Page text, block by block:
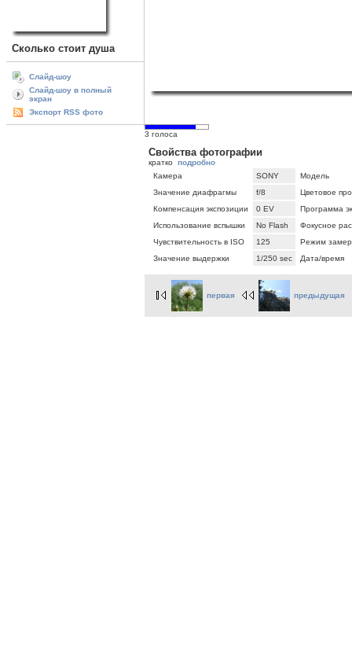
Сколько стоит душа
Слайд-шоу
Слайд-шоу в полный
экран
Экспорт RSS фото
3 голоса
Свойства фотографии
кратко подробно
Камера
SONY
Модель
Значение диафрагмы
f/8
Цветовое
Компенсация экспозиции
0 EV
Программа
Использование вспышки
No Flash
Фокусное
Чувствительность в ISO
125
Режим
Значение выдержки
1/250 sec Дата/время
первая предыдущая